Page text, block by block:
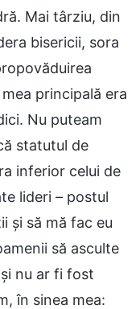
Mai târziu, din
bisericii, sora
principală era
Nu puteam
statutul de
inferior celui de
lideri – postul
și să mă fac eu
să asculte
nu ar fi fost
în sinea mea: